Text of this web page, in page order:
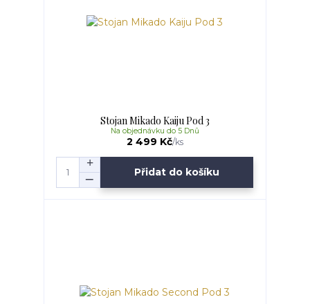
Stojan Mikado Kaiju Pod 3
2 499 Kč/ks
Na objednávku do 5 Dnů
Přidat do košíku